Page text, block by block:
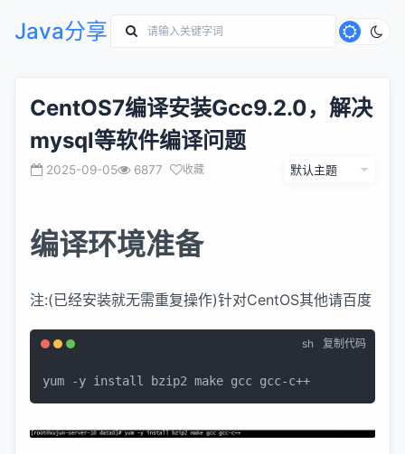
Java分享
CentOS7编译安装Gcc9.2.0，解决
mysql等软件编译问题
2025-09-05 6877 收藏
编译环境准备
注:(已经安装就无需重复操作)针对CentOS其他请百度
sh 复制代码
yum -y install bzip2 make gcc gcc-c++